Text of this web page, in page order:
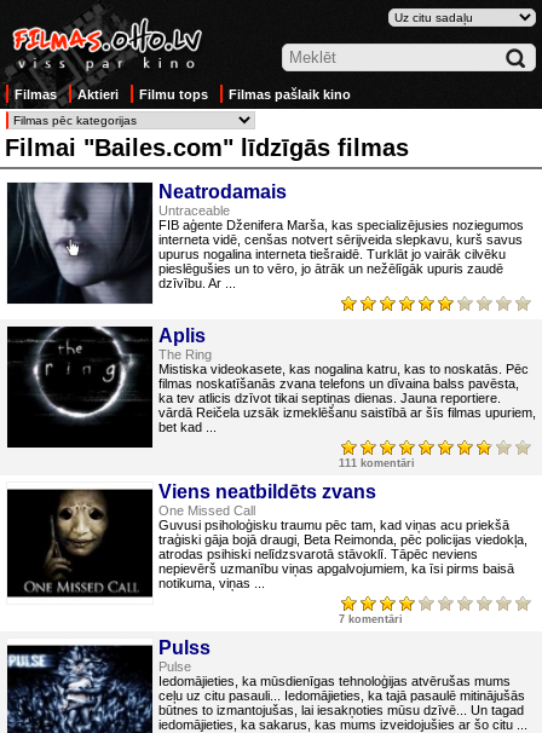
Filmas Aktieri Filmu tops Filmas pašlaik kino
Filmai "Bailes.com" līdzīgās filmas
Neatrodamais
Untraceable
FIB aģente Dženifera Marša, kas specializējusies noziegumos
interneta vidē, cenšas notvert sērijveida slepkavu, kurš savus
upurus nogalina interneta tiešraidē. Turklāt jo vairāk cilvēku
pieslēgušies un to vēro, jo ātrāk un nežēlīgāk upuris zaudē
dzīvību. Ar ...
Aplis
The Ring
Mistiska videokasete, kas nogalina katru, kas to noskatās. Pēc
filmas noskatīšanās zvana telefons un dīvaina balss pavēsta,
ka tev atlicis dzīvot tikai septiņas dienas. Jauna reportiere.
vārdā Reičela uzsāk izmeklēšanu saistībā ar šīs filmas upuriem,
bet kad ...
111 komentāri
Viens neatbildēts zvans
One Missed Call
Guvusi psiholoģisku traumu pēc tam, kad viņas acu priekšā
traģiski gāja bojā draugi, Beta Reimonda, pēc policijas viedokļa,
atrodas psihiski nelīdzsvarotā stāvoklī. Tāpēc neviens
nepievērš uzmanību viņas apgalvojumiem, ka īsi pirms baisā
notikuma, viņas ...
7 komentāri
Pulss
Pulse
Iedomājieties, ka mūsdienīgas tehnoloģijas atvērušas mums
ceļu uz citu pasauli... Iedomājieties, ka tajā pasaulē mitinājušās
būtnes to izmantojušas, lai iesakņoties mūsu dzīvē... Un tagad
iedomājieties, ka sakarus, kas mums izveidojušies ar šo citu ...